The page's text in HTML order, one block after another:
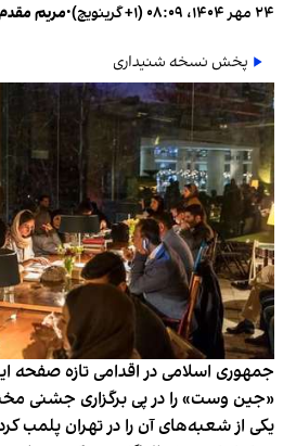
۲۴ مهر ۱۴۰۴، ۰۸:۰۹ (‎+۱ گرینویچ) •مریم
پخش نسخه شنیداری
جمهوری اسلامی در اقدامی تازه صفحه
«جین وست» را در پی برگزاری جشنی
یکی از شعبه‌های آن را در تهران پلمب